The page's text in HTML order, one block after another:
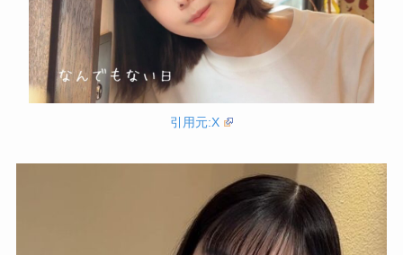
引用元:X